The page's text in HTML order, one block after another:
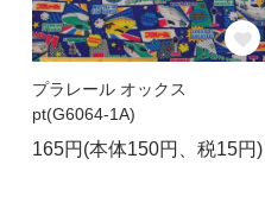
プラレール オックス
pt(G6064-1A)
165円(本体150円、税15円)